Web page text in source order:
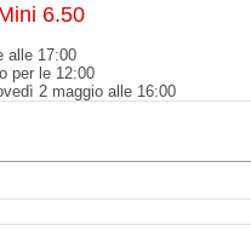
6.50
alle 17:00
per le 12:00
2 maggio alle 16:00